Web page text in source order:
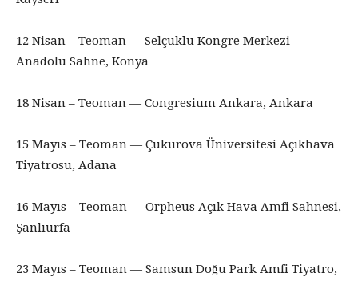
12 Nisan – Teoman — Selçuklu Kongre Merkezi
Anadolu Sahne, Konya
18 Nisan – Teoman — Congresium Ankara, Ankara
15 Mayıs – Teoman — Çukurova Üniversitesi Açıkhava
Tiyatrosu, Adana
16 Mayıs – Teoman — Orpheus Açık Hava Amfi Sahnesi,
Şanlıurfa
23 Mayıs – Teoman — Samsun Doğu Park Amfi Tiyatro,